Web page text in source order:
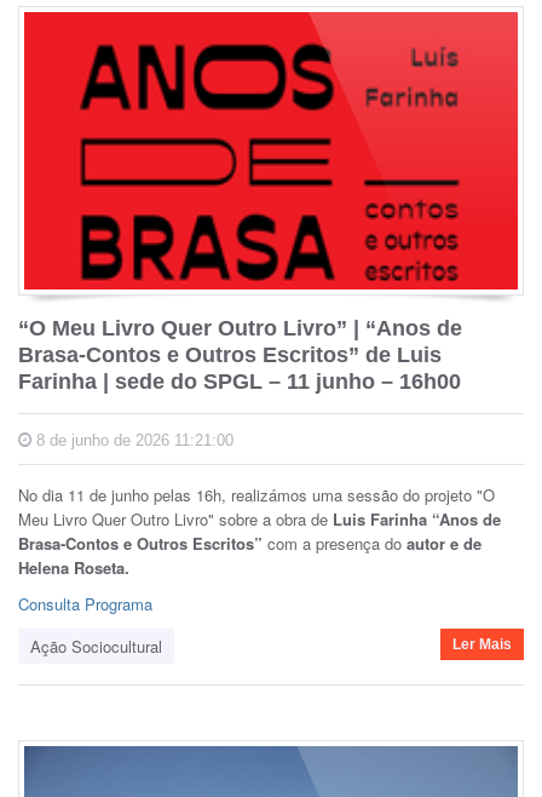
“O Meu Livro Quer Outro Livro” | “Anos de
Brasa-Contos e Outros Escritos” de Luis
Farinha | sede do SPGL – 11 junho – 16h00
8 de junho de 2026 11:21:00
No dia 11 de junho pelas 16h, realizámos uma sessão do projeto "O
Meu Livro Quer Outro Livro" sobre a obra de Luis Farinha “Anos de
Brasa-Contos e Outros Escritos” com a presença do autor e de
Helena Roseta.
Consulta Programa
Ação Sociocultural
Ler Mais